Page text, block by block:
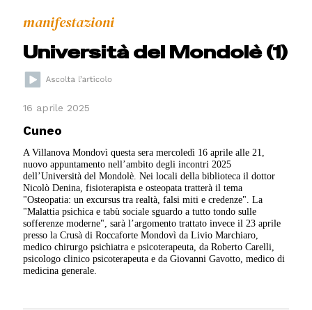
manifestazioni
Università del Mondolè (1)
16 aprile 2025
Cuneo
A Villanova Mondovì questa sera mercoledì 16 aprile alle 21,
nuovo appuntamento nell’ambito degli incontri 2025
dell’Università del Mondolè. Nei locali della biblioteca il dottor
Nicolò Denina, fisioterapista e osteopata tratterà il tema
"Osteopatia: un excursus tra realtà, falsi miti e credenze". La
"Malattia psichica e tabù sociale sguardo a tutto tondo sulle
sofferenze moderne", sarà l’argomento trattato invece il 23 aprile
presso la Crusà di Roccaforte Mondovì da Livio Marchiaro,
medico chirurgo psichiatra e psicoterapeuta, da Roberto Carelli,
psicologo clinico psicoterapeuta e da Giovanni Gavotto, medico di
medicina generale.